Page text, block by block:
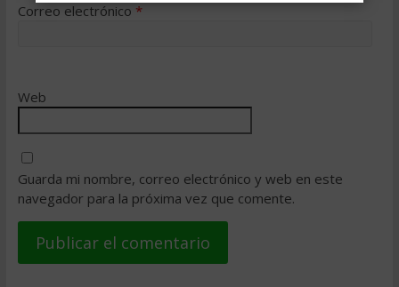
Correo electrónico *
Web
Guarda mi nombre, correo electrónico y web en este
navegador para la próxima vez que comente.